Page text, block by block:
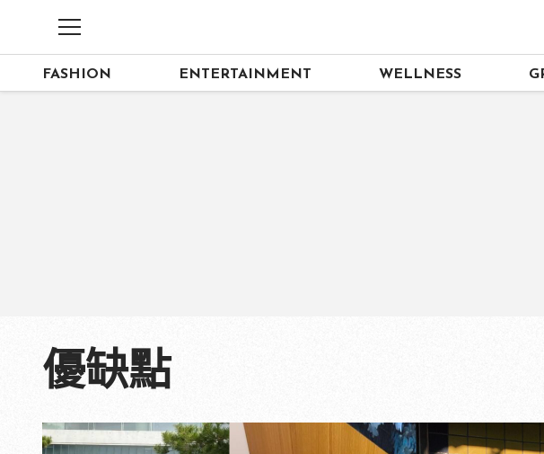
FASHION ENTERTAINMENT WELLNESS
優缺點